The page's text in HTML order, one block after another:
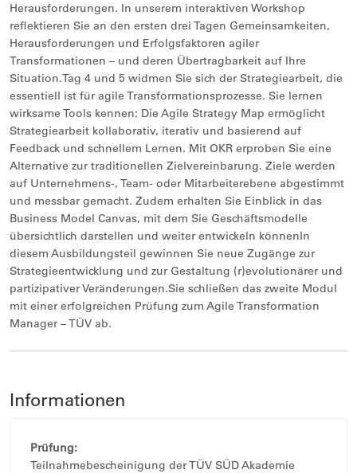
Herausforderungen. In unserem interaktiven Workshop
reflektieren Sie an den ersten drei Tagen Gemeinsamkeiten,
Herausforderungen und Erfolgsfaktoren agiler
Transformationen – und deren Übertragbarkeit auf Ihre
Situation.Tag 4 und 5 widmen Sie sich der Strategiearbeit, die
essentiell ist für agile Transformationsprozesse. Sie lernen
wirksame Tools kennen: Die Agile Strategy Map ermöglicht
Strategiearbeit kollaborativ, iterativ und basierend auf
Feedback und schnellem Lernen. Mit OKR erproben Sie eine
Alternative zur traditionellen Zielvereinbarung. Ziele werden
auf Unternehmens-, Team- oder Mitarbeiterebene abgestimmt
und messbar gemacht. Zudem erhalten Sie Einblick in das
Business Model Canvas, mit dem Sie Geschäftsmodelle
übersichtlich darstellen und weiter entwickeln könnenIn
diesem Ausbildungsteil gewinnen Sie neue Zugänge zur
Strategieentwicklung und zur Gestaltung (r)evolutionärer und
partizipativer Veränderungen.Sie schließen das zweite Modul
mit einer erfolgreichen Prüfung zum Agile Transformation
Manager – TÜV ab.
Informationen
Prüfung:
Teilnahmebescheinigung der TÜV SÜD Akademie